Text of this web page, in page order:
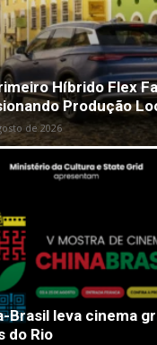
Híbrido Flex
Produção
de 2026
Brasil leva cinema
do Rio